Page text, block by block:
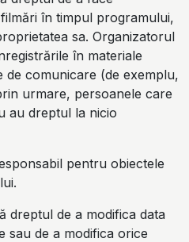
în timpul programului,
sa. Organizatorul
în materiale
de comunicare (de exemplu,
urmare, persoanele care
au dreptul la nicio
pentru obiectele
dreptul de a modifica data
sau de a modifica orice